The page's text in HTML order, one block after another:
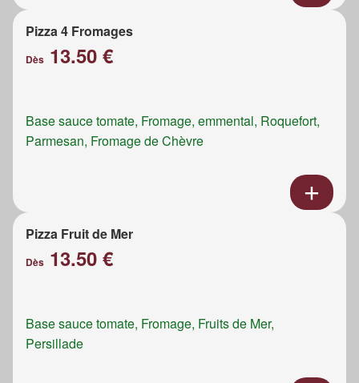
Pizza 4 Fromages
Dès 13.50 €
Base sauce tomate, Fromage, emmental, Roquefort,
Parmesan, Fromage de Chèvre
Pizza Fruit de Mer
Dès 13.50 €
Base sauce tomate, Fromage, Fruits de Mer,
Persillade